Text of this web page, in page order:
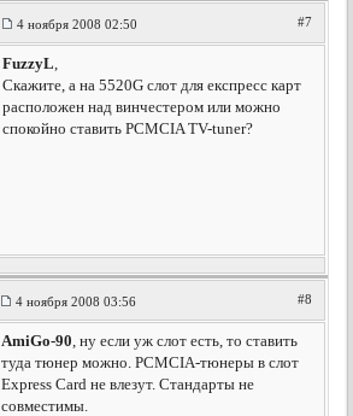
4 ноября 2008 02:50 #7
FuzzyL,
Скажите, а на 5520G слот для експресс карт
расположен над винчестером или можно
спокойно ставить PCMCIA TV-tuner?
4 ноября 2008 03:56 #8
AmiGo-90, ну если уж слот есть, то ставить
туда тюнер можно. PCMCIA-тюнеры в слот
Express Card не влезут. Стандарты не
совместимы.